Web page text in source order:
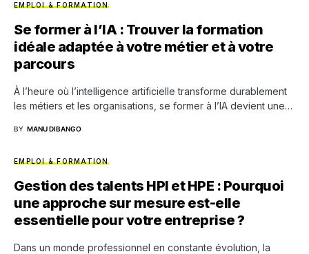
EMPLOI & FORMATION
Se former à l’IA : Trouver la formation
idéale adaptée à votre métier et à votre
parcours
À l’heure où l’intelligence artificielle transforme durablement
les métiers et les organisations, se former à l’IA devient une…
BY MANU DIBANGO
EMPLOI & FORMATION
Gestion des talents HPI et HPE : Pourquoi
une approche sur mesure est-elle
essentielle pour votre entreprise ?
Dans un monde professionnel en constante évolution, la